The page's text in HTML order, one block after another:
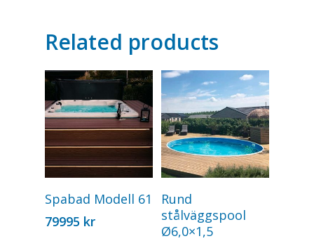
Related products
Add To Cart
Spabad Modell 61
79995 kr
Rund
stålväggspool
Ø6,0×1,5